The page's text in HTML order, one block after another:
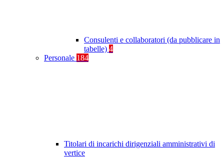
Consulenti e collaboratori (da pubblicare in
tabelle) 4
Personale 184
Titolari di incarichi dirigenziali amministrativi di
vertice